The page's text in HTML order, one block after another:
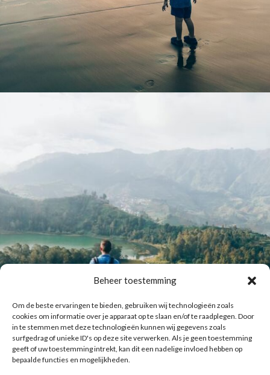
Beheer toestemming
Om de beste ervaringen te bieden, gebruiken wij technologieën zoals
cookies om informatie over je apparaat op te slaan en/of te raadplegen. Door
in te stemmen met deze technologieën kunnen wij gegevens zoals
surfgedrag of unieke ID's op deze site verwerken. Als je geen toestemming
geeft of uw toestemming intrekt, kan dit een nadelige invloed hebben op
bepaalde functies en mogelijkheden.